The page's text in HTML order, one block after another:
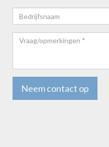
Bedrijfsnaam
Vraag/opmerkingen
Neem contact op